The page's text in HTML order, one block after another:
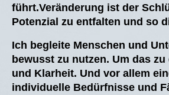
führt.Veränderung ist der
Potenzial zu entfalten und so
Ich begleite Menschen und
bewusst zu nutzen. Um das
und Klarheit. Und vor allem
individuelle Bedürfnisse und